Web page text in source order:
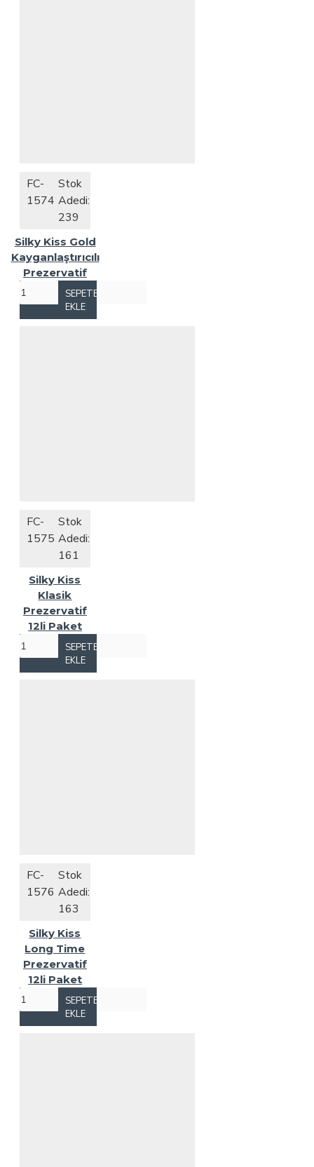
FC-
1574
Stok
Adedi:
239
Silky Kiss Gold
Kayganlaştırıcılı
Prezervatif
SEPETE
EKLE
FC-
1575
Stok
Adedi:
161
Silky Kiss
Klasik
Prezervatif
12li Paket
SEPETE
EKLE
FC-
1576
Stok
Adedi:
163
Silky Kiss
Long Time
Prezervatif
12li Paket
SEPETE
EKLE